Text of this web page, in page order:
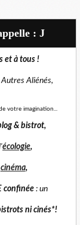
: J
et à tous !
Autres Aliénés,
votre imagination...
& bistrot,
écologie,
cinéma,
confinée : un
ni cinés*!